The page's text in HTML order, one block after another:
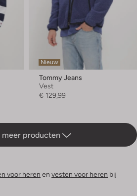
Nieuw
Tommy Jeans
Vest
€ 129,99
meer producten
voor heren en vesten voor heren bij